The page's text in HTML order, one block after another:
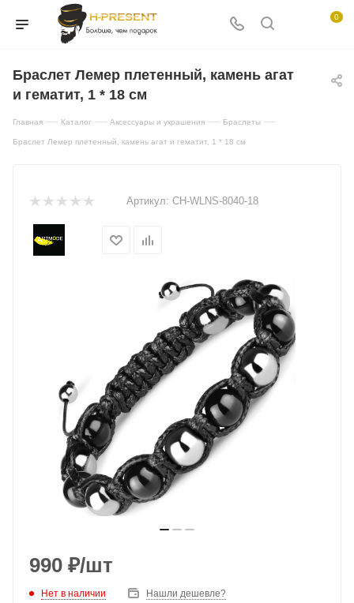
0
Браслет Лемер плетенный, камень агат
и гематит, 1 * 18 см
Главная — Каталог — Аксессуары и украшения — Браслеты —
Браслет Лемер плетенный, камень агат и гематит, 1 * 18 см
Артикул: CH-WLNS-8040-18
990 ₽/шт
Нет в наличии Нашли дешевле?